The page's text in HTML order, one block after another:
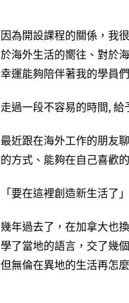
因為開設課程的關係，我
於海外生活的嚮往、對於
幸運能夠陪伴著我的學員們
走過一段不容易的時間,
最近跟在海外工作的朋友
的方式、能夠在自己喜歡
「要在這裡創造新生活了
幾年過去了，在加拿大也
學了當地的語言，交了幾
但無倫在異地的生活再怎